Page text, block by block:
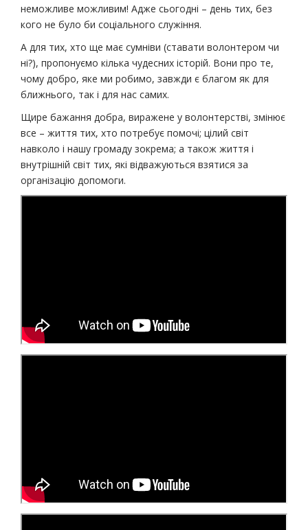
неможливе можливим! Адже сьогодні – день тих, без
кого не було би соціального служіння.
А для тих, хто ще має сумніви (ставати волонтером чи
ні?), пропонуємо кілька чудесних історій. Вони про те,
чому добро, яке ми робимо, завжди є благом як для
ближнього, так і для нас самих.
Щире бажання добра, виражене у волонтерстві, змінює
все – життя тих, хто потребує помочі; цілий світ
навколо і нашу громаду зокрема; а також життя і
внутрішній світ тих, які відважуються взятися за
організацію допомоги.